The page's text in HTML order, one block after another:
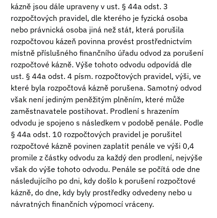
kázně jsou dále upraveny v ust. § 44a odst. 3
rozpočtových pravidel, dle kterého je fyzická osoba
nebo právnická osoba jiná než stát, která porušila
rozpočtovou kázeň povinna provést prostřednictvím
místně příslušného finančního úřadu odvod za porušení
rozpočtové kázně. Výše tohoto odvodu odpovídá dle
ust. § 44a odst. 4 písm. rozpočtových pravidel, výši, ve
které byla rozpočtová kázně porušena. Samotný odvod
však není jediným peněžitým plněním, které může
zaměstnavatele postihovat. Prodlení s hrazením
odvodu je spojeno s následkem v podobě penále. Podle
§ 44a odst. 10 rozpočtových pravidel je porušitel
rozpočtové kázně povinen zaplatit penále ve výši 0,4
promile z částky odvodu za každý den prodlení, nejvýše
však do výše tohoto odvodu. Penále se počítá ode dne
následujícího po dni, kdy došlo k porušení rozpočtové
kázně, do dne, kdy byly prostředky odvedeny nebo u
návratných finančních výpomocí vráceny.